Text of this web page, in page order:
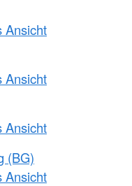
Ansicht
Ansicht
Ansicht
(BG)
Ansicht